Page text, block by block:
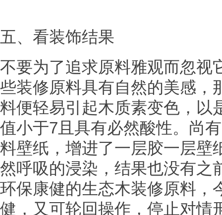
五、看装饰结果
不要为了追求原料雅观而忽视
些装修原料具有自然的美感，
料便轻易引起木质素变色，以
值小于7且具有必然酸性。尚
料壁纸，增进了一层胶一层壁
然呼吸的浸染，结果也没有之
环保康健的生态木装修原料，
健，又可轮回操作，停止对情